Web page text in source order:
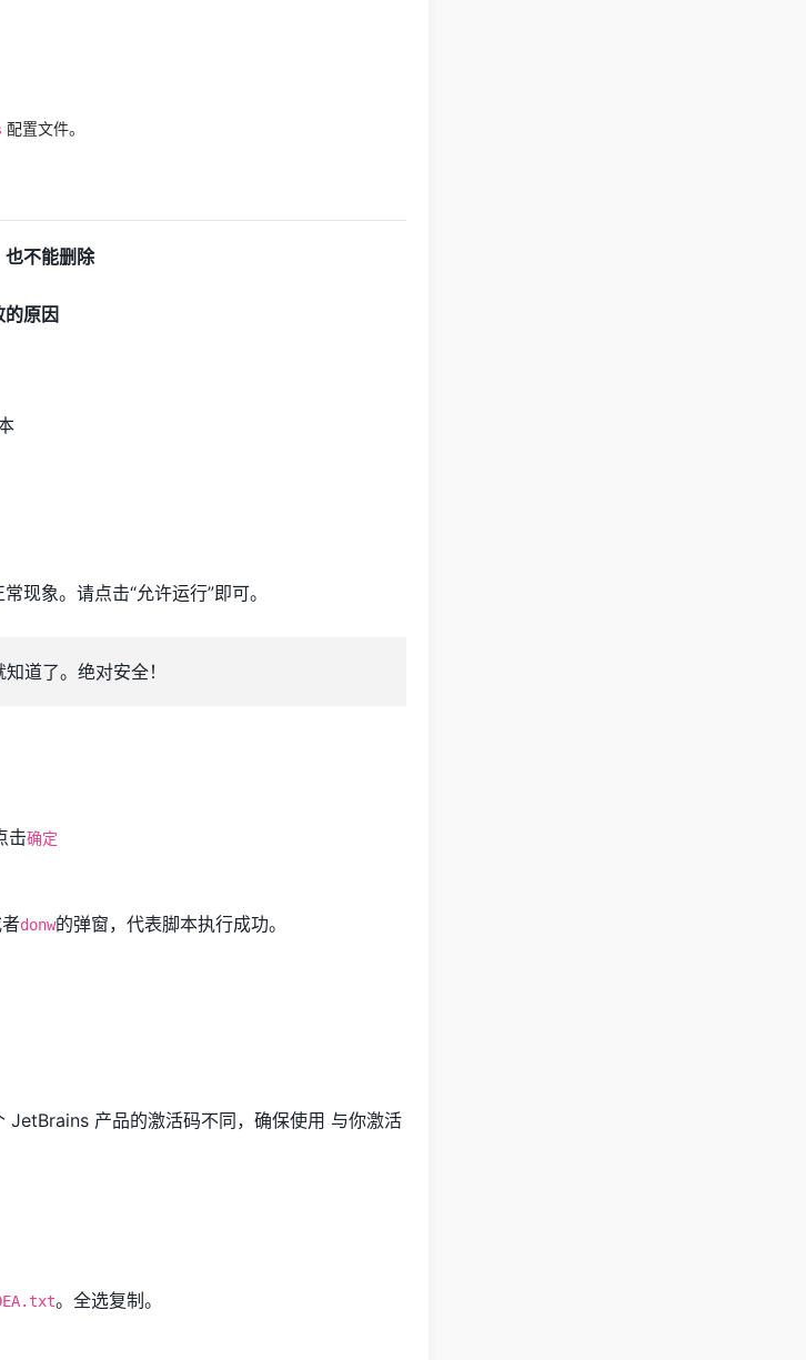
配置文件。
也不能删除
原因
现象。请点击“允许运行”即可。
道了。绝对安全！
击确定
donw的弹窗，代表脚本执行成功。
JetBrains 产品的激活码不同，确保使用 与你激活
。全选复制。